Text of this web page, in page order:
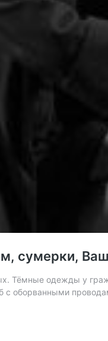
сумерки,
Тёмные одежды у
с оборванными